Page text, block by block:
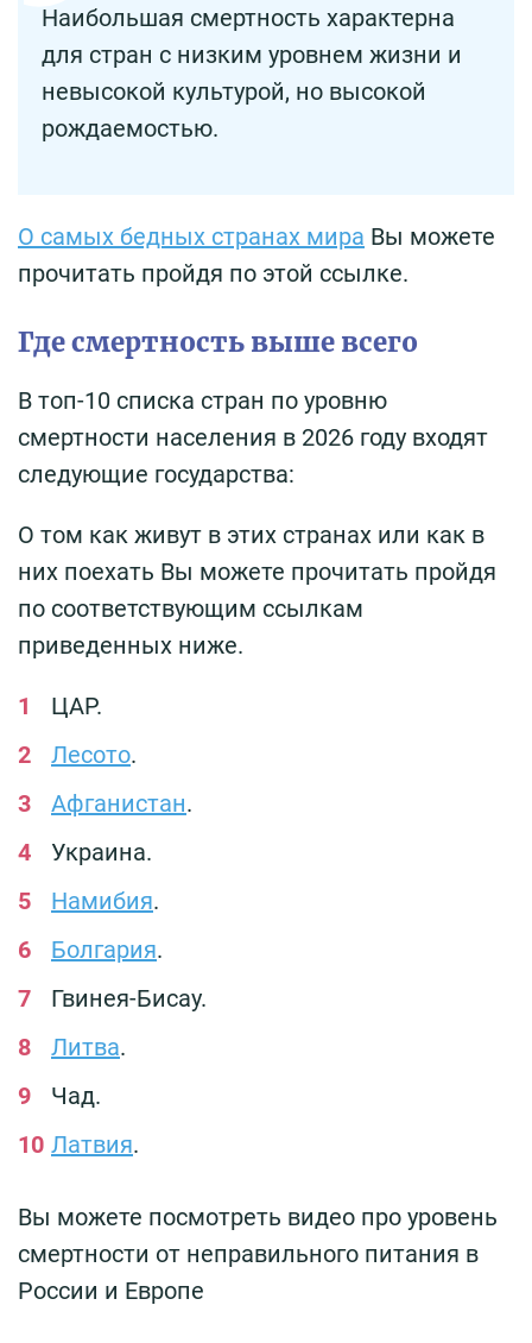
Наибольшая смертность характерна
для стран с низким уровнем жизни и
невысокой культурой, но высокой
рождаемостью.
О самых бедных странах мира Вы можете
прочитать пройдя по этой ссылке.
Где смертность выше всего
В топ-10 списка стран по уровню
смертности населения в 2026 году входят
следующие государства:
О том как живут в этих странах или как в
них поехать Вы можете прочитать пройдя
по соответствующим ссылкам
приведенных ниже.
ЦАР.
Лесото.
Афганистан.
Украина.
Намибия.
Болгария.
Гвинея-Бисау.
Литва.
Чад.
Латвия.
Вы можете посмотреть видео про уровень
смертности от неправильного питания в
России и Европе